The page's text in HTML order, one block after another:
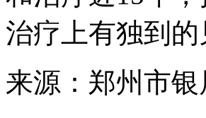
治疗上有独到的
来源：郑州市